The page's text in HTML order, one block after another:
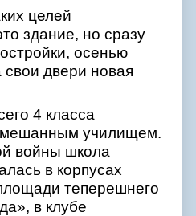
целей
здание, но сразу
осенью
свои двери новая
4 класса
училищем.
войны школа
в корпусах
теперешнего
в клубе